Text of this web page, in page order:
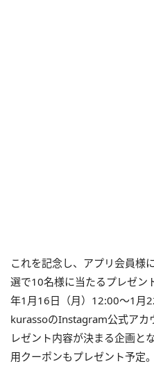
これを記念し、アプリ会員様
選で10名様に当たるプレゼン
年1月16日（月）12:00～1月
kurassoのInstagram公式アカ
レゼント内容が決まる企画と
用クーポンもプレゼント予定。